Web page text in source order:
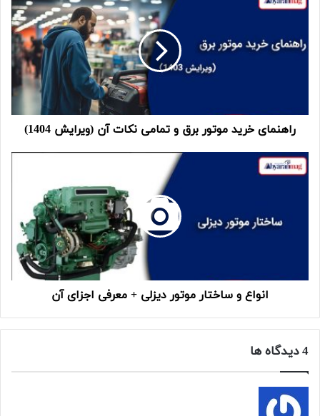
راهنمای خرید موتور برق و تمامی نکات آن (ویرایش 1404)
انواع و ساختار موتور دیزلی + معرفی اجزای آن
‫4 دیدگاه ها